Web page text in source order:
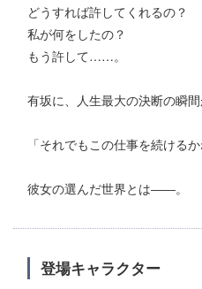
どうすれば許してくれるの？
私が何をしたの？
もう許して……。
有坂に、人生最大の決断の瞬間
「それでもこの仕事を続けるか
彼女の選んだ世界とは――。
登場キャラクター